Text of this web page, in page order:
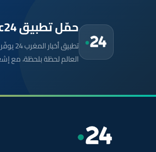
حمّل تطبيق Maroc24، أخبار المغرب تصلك أولاً
العالم لحظة بلحظة، مع